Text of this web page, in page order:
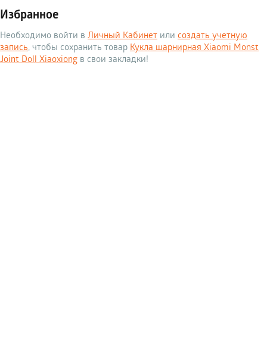
Избранное
Необходимо войти в Личный Кабинет или создать учетную
запись, чтобы сохранить товар Кукла шарнирная Xiaomi Monst
Joint Doll Xiaoxiong в свои закладки!